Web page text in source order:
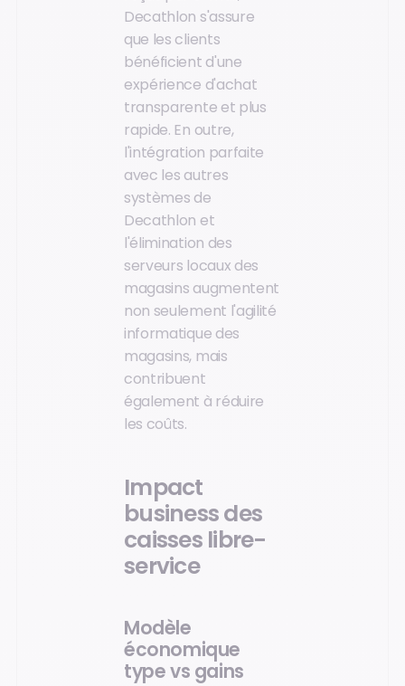
Decathlon s'assure
que les clients
bénéficient d'une
expérience d'achat
transparente et plus
rapide. En outre,
l'intégration parfaite
avec les autres
systèmes de
Decathlon et
l'élimination des
serveurs locaux des
magasins augmentent
non seulement l'agilité
informatique des
magasins, mais
contribuent
également à réduire
les coûts.
Impact
business des
caisses libre-
service
Modèle
économique
type vs gains